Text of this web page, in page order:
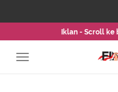
Iklan - Scroll